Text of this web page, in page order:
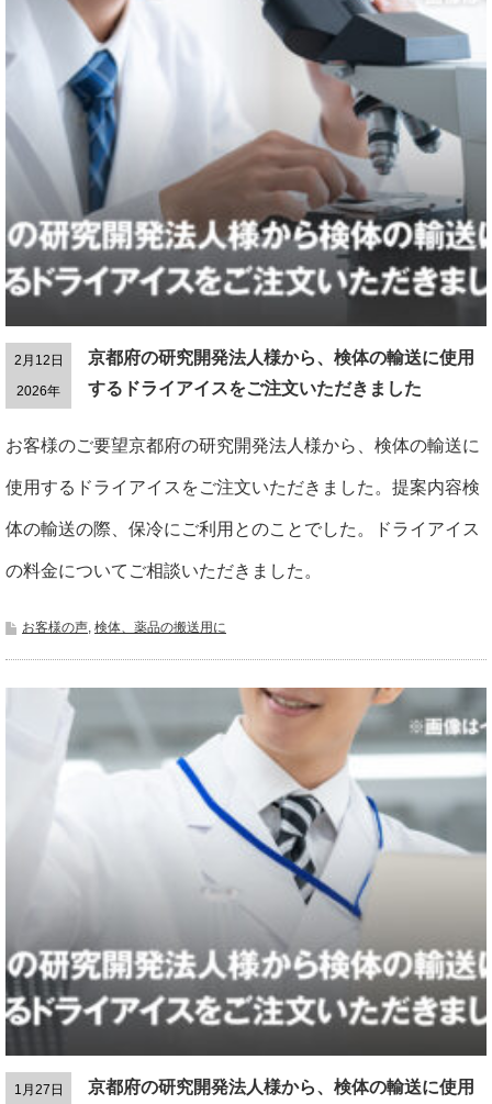
2月12日
2026年
京都府の研究開発法人様から、検体の輸送に使用
するドライアイスをご注文いただきました
お客様のご要望京都府の研究開発法人様から、検体の輸送に
使用するドライアイスをご注文いただきました。提案内容検
体の輸送の際、保冷にご利用とのことでした。ドライアイス
の料金についてご相談いただきました。
お客様の声, 検体、薬品の搬送用に
1月27日
京都府の研究開発法人様から、検体の輸送に使用